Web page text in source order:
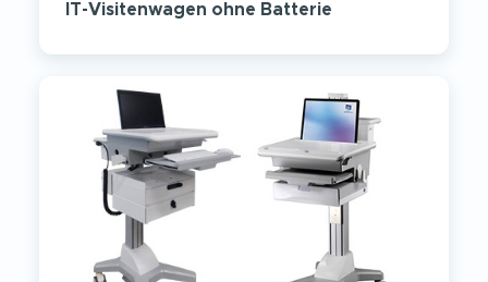
IT-Visitenwagen ohne Batterie